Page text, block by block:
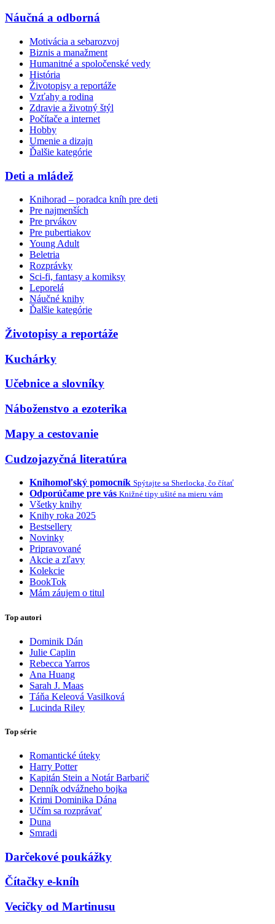
Náučná a odborná
Motivácia a sebarozvoj
Biznis a manažment
Humanitné a spoločenské vedy
História
Životopisy a reportáže
Vzťahy a rodina
Zdravie a životný štýl
Počítače a internet
Hobby
Umenie a dizajn
Ďalšie kategórie
Deti a mládež
Knihorad – poradca kníh pre deti
Pre najmenších
Pre prvákov
Pre pubertiakov
Young Adult
Beletria
Rozprávky
Sci-fi, fantasy a komiksy
Leporelá
Náučné knihy
Ďalšie kategórie
Životopisy a reportáže
Kuchárky
Učebnice a slovníky
Náboženstvo a ezoterika
Mapy a cestovanie
Cudzojazyčná literatúra
Knihomoľský pomocník Spýtajte sa Sherlocka, čo čítať
Odporúčame pre vás Knižné tipy ušité na mieru vám
Všetky knihy
Knihy roka 2025
Bestsellery
Novinky
Pripravované
Akcie a zľavy
Kolekcie
BookTok
Mám záujem o titul
Top autori
Dominik Dán
Julie Caplin
Rebecca Yarros
Ana Huang
Sarah J. Maas
Táňa Keleová Vasilková
Lucinda Riley
Top série
Romantické úteky
Harry Potter
Kapitán Stein a Notár Barbarič
Denník odvážneho bojka
Krimi Dominika Dána
Učím sa rozprávať
Duna
Smradi
Darčekové poukážky
Čítačky e-kníh
Vecičky od Martinusu